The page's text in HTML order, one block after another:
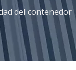
del contenedor